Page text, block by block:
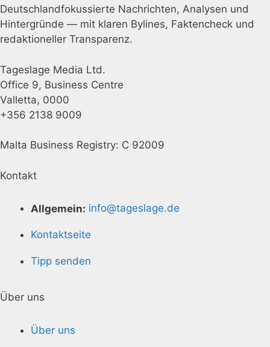
Deutschlandfokussierte Nachrichten, Analysen und
Hintergründe — mit klaren Bylines, Faktencheck und
redaktioneller Transparenz.
Tageslage Media Ltd.
Office 9, Business Centre
Valletta, 0000
+356 2138 9009
Malta Business Registry: C 92009
Kontakt
Allgemein: info@tageslage.de
Kontaktseite
Tipp senden
Über uns
Über uns